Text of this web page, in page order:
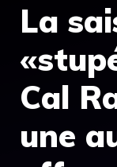
La
Cal
une